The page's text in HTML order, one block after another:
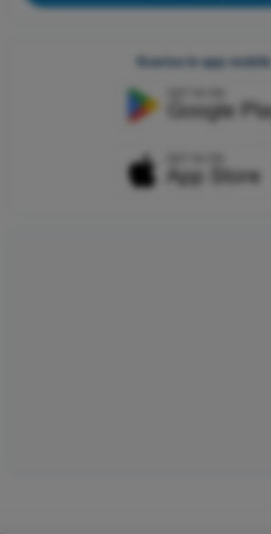
Scarica le app mobile